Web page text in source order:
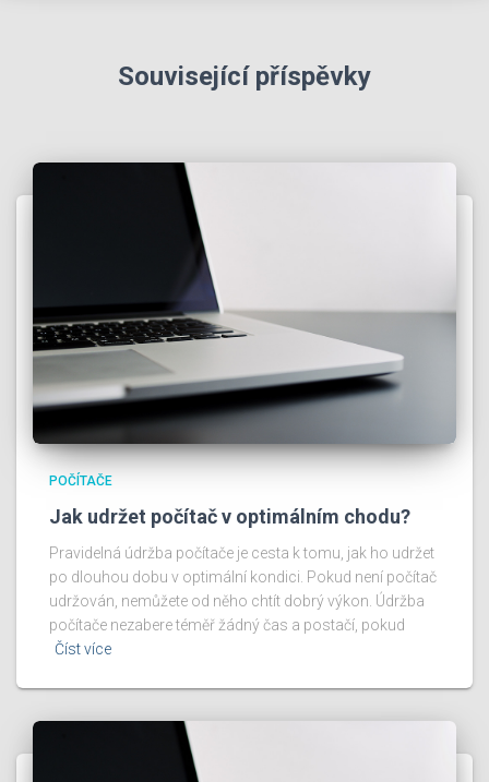
Související příspěvky
POČÍTAČE
Jak udržet počítač v optimálním chodu?
Pravidelná údržba počítače je cesta k tomu, jak ho udržet
po dlouhou dobu v optimální kondici. Pokud není počítač
udržován, nemůžete od něho chtít dobrý výkon. Údržba
počítače nezabere téměř žádný čas a postačí, pokud
Číst více